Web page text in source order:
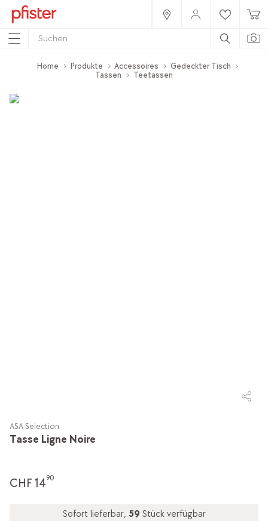
Home Produkte Accessoires
Gedeckter Tisch
Tassen
Teetassen
Tasse Ligne Noire
ASA Selection
CHF 1490
Sofort lieferbar, 59 Stück verfügbar